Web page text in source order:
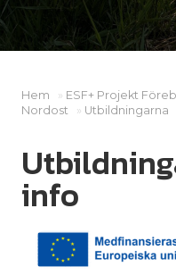
Hem » ESF+ Projekt
Nordost
» Utbildningarna
info